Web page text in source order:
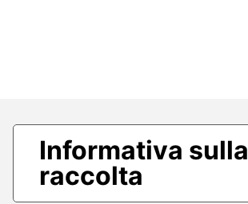
Informativa sulla
raccolta